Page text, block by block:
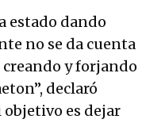
estado dando
no se da cuenta
creando y forjando
declaró
objetivo es dejar